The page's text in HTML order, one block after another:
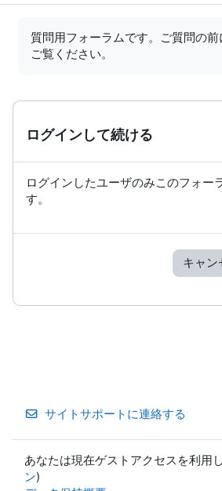
質問用フォーラムです。ご質問の前
ご覧ください。
ログインして続ける
ログインしたユーザのみこのフォー
す。
キャン
サイトサポートに連絡する
あなたは現在ゲストアクセスを利用
ン)